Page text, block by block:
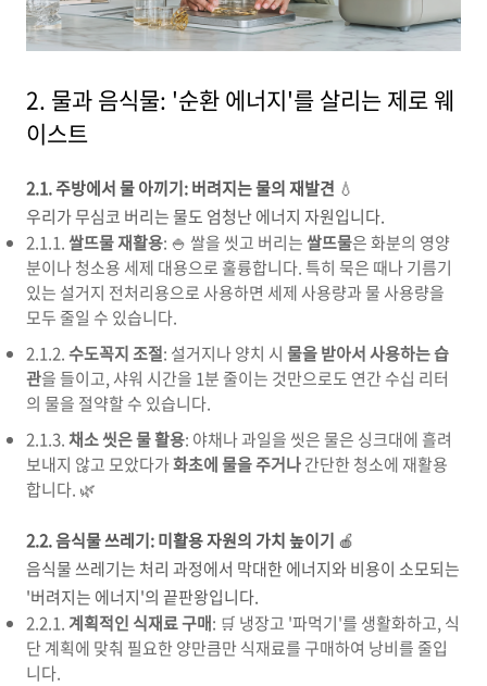
2. 물과 음식물: '순환 에너지'를 살리는 제로 웨
이스트
2.1. 주방에서 물 아끼기: 버려지는 물의 재발견 💧
우리가 무심코 버리는 물도 엄청난 에너지 자원입니다.
2.1.1. 쌀뜨물 재활용: 🍚 쌀을 씻고 버리는 쌀뜨물은 화분의 영양
분이나 청소용 세제 대용으로 훌륭합니다. 특히 묵은 때나 기름기
있는 설거지 전처리용으로 사용하면 세제 사용량과 물 사용량을
모두 줄일 수 있습니다.
2.1.2.수도꼭지 조절: 설거지나 양치 시 물을 받아서 사용하는 습
관을 들이고, 샤워 시간을 1분 줄이는 것만으로도 연간 수십 리터
의 물을 절약할 수 있습니다.
2.1.3.채소 씻은 물 활용: 야채나 과일을 씻은 물은 싱크대에 흘려
보내지 않고 모았다가화초에 물을 주거나간단한 청소에 재활용
합니다. 🌿
2.2. 음식물 쓰레기: 미활용 자원의 가치 높이기 🍎
음식물 쓰레기는 처리 과정에서 막대한 에너지와 비용이 소모되는
'버려지는 에너지'의 끝판왕입니다.
2.2.1. 계획적인 식재료 구매: 🛒 냉장고 '파먹기'를 생활화하고, 식
단 계획에 맞춰 필요한 양만큼만 식재료를 구매하여 낭비를 줄입
니다.